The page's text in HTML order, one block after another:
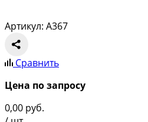
Артикул: A367
Сравнить
Цена по запросу
0,00 руб.